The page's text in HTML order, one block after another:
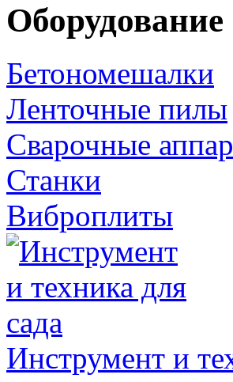
Бетономешалки
Ленточные пилы
Сварочные
Станки
Виброплиты
Инструмент и